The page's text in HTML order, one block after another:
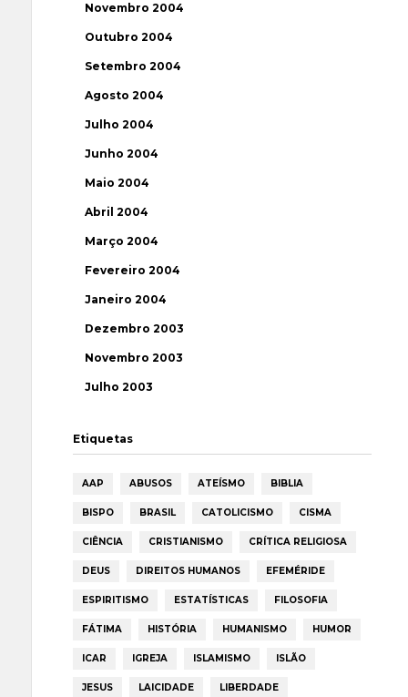
Novembro 2004
Outubro 2004
Setembro 2004
Agosto 2004
Julho 2004
Junho 2004
Maio 2004
Abril 2004
Março 2004
Fevereiro 2004
Janeiro 2004
Dezembro 2003
Novembro 2003
Julho 2003
Etiquetas
AAP ABUSOS ATEÍSMO BIBLIA
BISPO BRASIL CATOLICISMO CISMA
CIÊNCIA CRISTIANISMO CRÍTICA RELIGIOSA
DEUS DIREITOS HUMANOS EFEMÉRIDE
ESPIRITISMO ESTATÍSTICAS FILOSOFIA
FÁTIMA HISTÓRIA HUMANISMO HUMOR
ICAR IGREJA ISLAMISMO ISLÃO
JESUS LAICIDADE LIBERDADE